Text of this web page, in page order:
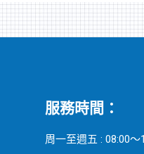
服務時間：
周一至週五 : 08:00～